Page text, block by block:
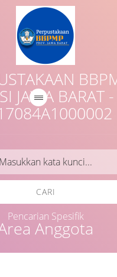
JAWA BARAT
Anggota
CARI
Pencarian Spesifik